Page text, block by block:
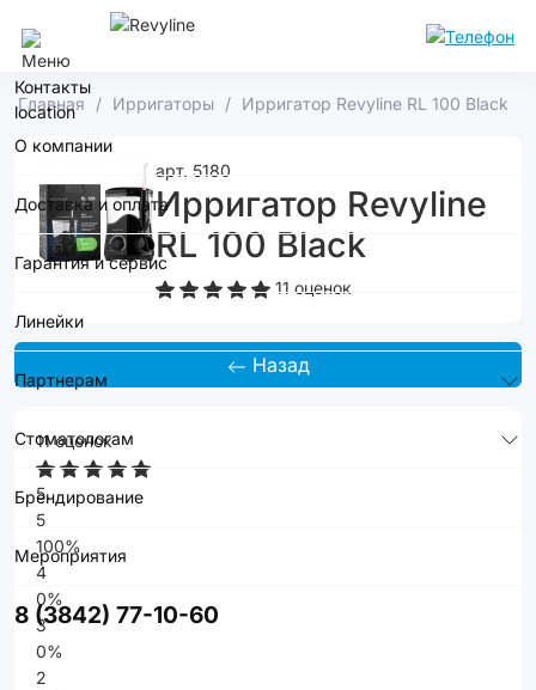
Кемерово
Контакты
О компании
Доставка и оплата
Гарантия и сервис
Линейки
Партнерам
Стоматологам
Брендирование
Мероприятия
8 (3842) 77-10-60
Главная Ирригаторы Ирригатор Revyline RL 100 Black
арт. 5180
Ирригатор Revyline
RL 100 Black
11 оценок
Назад
11 оценок
5
5
100%
4
0%
3
0%
2